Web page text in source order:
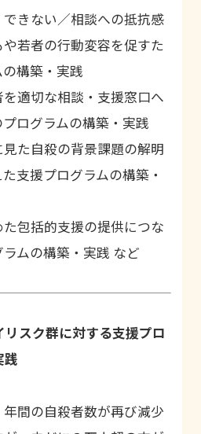
できない／相談への抵抗感
若者の行動変容を促すた
構築・実践
を適切な相談・支援窓口へ
ログラムの構築・実践
見た自殺の背景課題の解明
支援プログラムの構築・
た包括的支援の提供につな
ムの構築・実践 など
スク群に対する支援プロ
践
間の自殺者数が再び減少